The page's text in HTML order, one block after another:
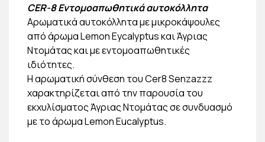
CER-8 Εντομοαπωθητικά αυτοκόλλητα
Αρωματικά αυτοκόλλητα με μικροκάψουλες
από άρωμα Lemon Eycalyptus και Άγριας
Ντομάτας και με εντομοαπωθητικές
ιδιότητες.
Η αρωματική σύνθεση του Cer8 Senzazzz
χαρακτηρίζεται από την παρουσία του
εκχυλίσματος Άγριας Ντομάτας σε συνδυασμό
με το άρωμα Lemon Eucalyptus.